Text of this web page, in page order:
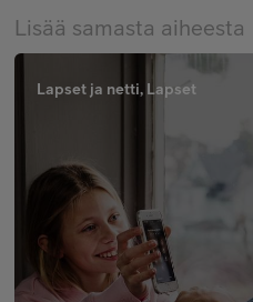
Lisää samasta aiheesta
Lapset ja netti, Lapset